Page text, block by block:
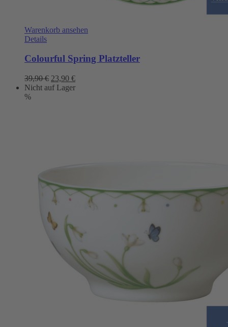
Warenkorb ansehen
Details
Colourful Spring Platzteller
39,90€ Ursprünglicher
Preis
23,90 €Aktueller
Preis
Nicht auf Lager
%